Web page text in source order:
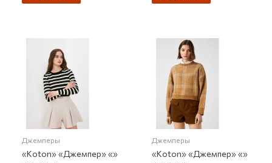
Джемперы
«Koton» «Джемпер» «»
Джемперы
«Koton» «Джемпер» «»